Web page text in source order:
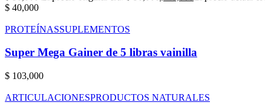
$ 40,000
PROTEÍNASSUPLEMENTOS
Super Mega Gainer de 5 libras vainilla
$ 103,000
ARTICULACIONESPRODUCTOS NATURALES